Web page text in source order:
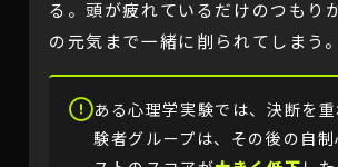
る。頭が疲れているだけのつもり
の元気まで一緒に削られてしまう。
ある心理学実験では、決断を
験者グループは、その後の自